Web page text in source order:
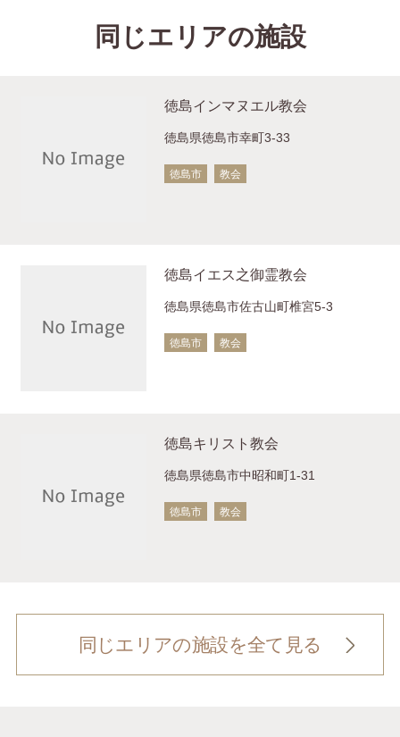
同じエリアの施設
徳島インマヌエル教会
徳島県徳島市幸町3-33
徳島市 教会
徳島イエス之御霊教会
徳島県徳島市佐古山町椎宮5-3
徳島市 教会
徳島キリスト教会
徳島県徳島市中昭和町1-31
徳島市 教会
同じエリアの施設を全て見る